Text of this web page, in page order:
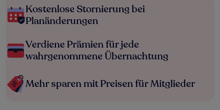
Kostenlose Stornierung bei
Planänderungen
Verdiene Prämien für jede
wahrgenommene Übernachtung
Mehr sparen mit Preisen für Mitglieder